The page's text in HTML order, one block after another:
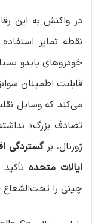
در واکنش به این
نقطه تمایز
خودروهای بایدو
قابلیت اطمینان
می‌کند که وسایل
تصادف بزرگ»
ژورنال، برگستردگی
ایالات متحده
چینی را تحت‌الشعاع